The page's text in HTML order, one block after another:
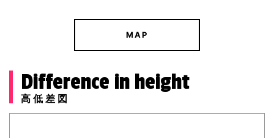
MAP
Difference in height
高低差図